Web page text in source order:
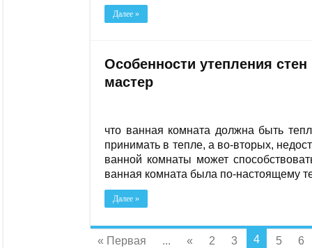
Далее »
Особенности утепления
мастер
что ванная комната должна быть
принимать в тепле, а во-вторых,
ванной комнаты может
ванная комната была по-настоящему
Далее »
« Первая ... « 2 3 4 5 6